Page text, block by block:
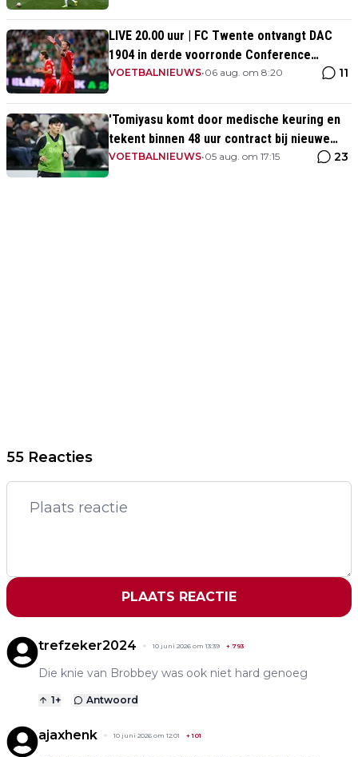
LIVE 20.00 uur | FC Twente ontvangt DAC
1904 in derde voorronde Conference
League
VOETBALNIEUWS•06 aug. om 8:20 11
'Tomiyasu komt door medische keuring en
tekent binnen 48 uur contract bij nieuwe
club'
VOETBALNIEUWS•05 aug. om 17:15 23
55 Reacties
PLAATS REACTIE
trefzeker2024 10 juni 2026 om 13:39 + 793
Die knie van Brobbey was ook niet hard genoeg
1+ Antwoord
ajaxhenk 10 juni 2026 om 12:01 +101